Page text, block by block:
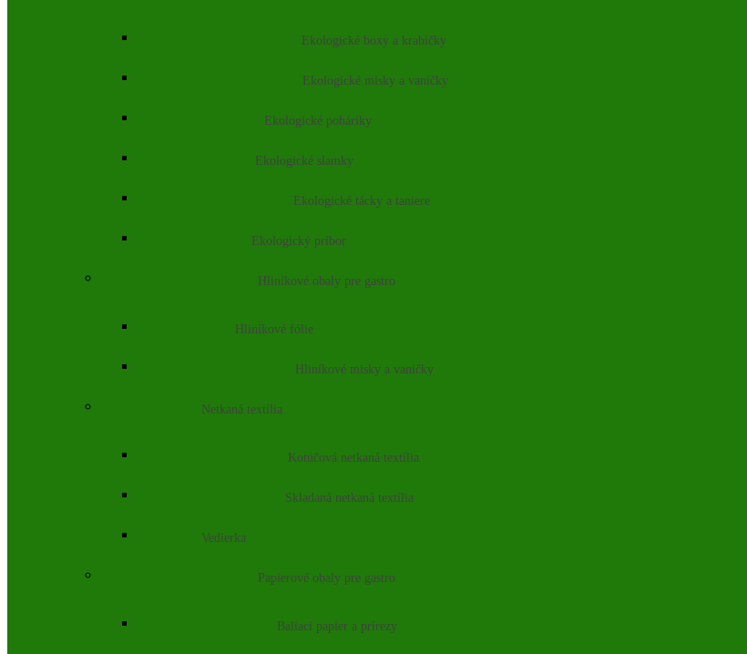
Ekologické boxy a krabičky
Ekologické misky a vaničky
Ekologické poháriky
Ekologické slamky
Ekologické tácky a taniere
Ekologický príbor
Hliníkové obaly pre gastro
Hliníkové fólie
Hliníkové misky a vaničky
Netkaná textília
Kotúčová netkaná textília
Skladaná netkaná textília
Vedierka
Papierové obaly pre gastro
Baliaci papier a prírezy